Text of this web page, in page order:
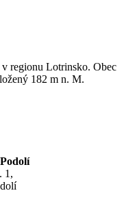
v regionu Lotrinsko. Obec
182 m n. M.
1,